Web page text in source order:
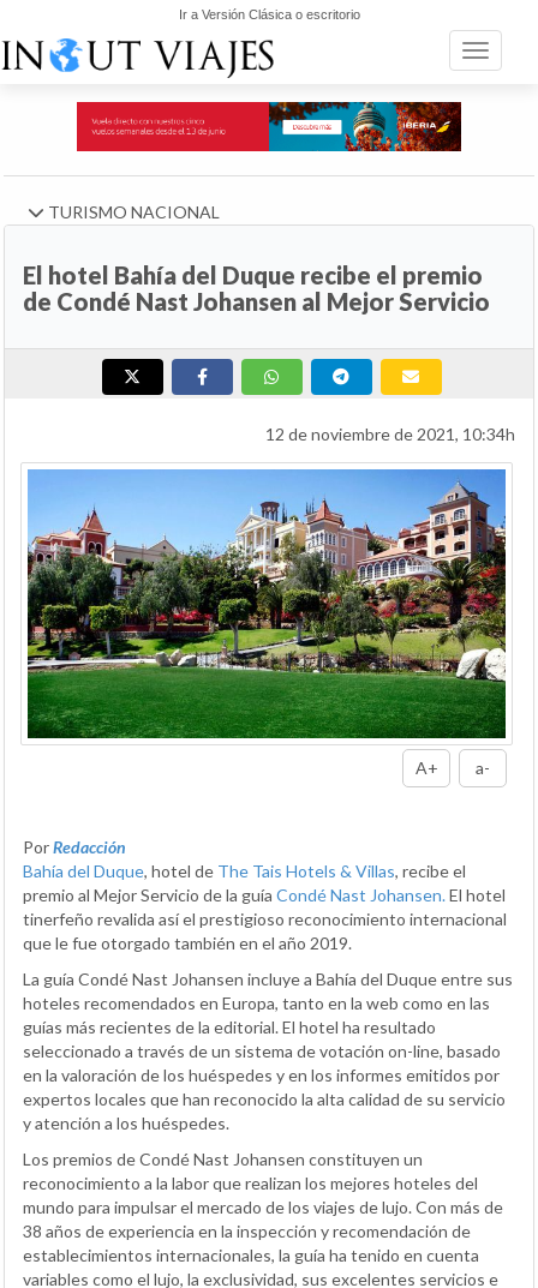
Ir a Versión Clásica o escritorio
Toggle
TURISMO NACIONAL
El hotel Bahía del Duque recibe el premio
de Condé Nast Johansen al Mejor Servicio
12 de noviembre de 2021, 10:34h
A+ a-
PorRedacción
Bahía del Duque, hotel de The Tais Hotels & Villas, recibe el
premio al Mejor Servicio de la guía Condé Nast Johansen.El hotel
tinerfeño revalida así el prestigioso reconocimiento internacional
que le fue otorgado también en el año 2019.
La guía Condé Nast Johansen incluye a Bahía del Duque entre sus
hoteles recomendados en Europa, tanto en la web como en las
guías más recientes de la editorial. El hotel ha resultado
seleccionado a través de un sistema de votación on-line, basado
en la valoración de los huéspedes y en los informes emitidos por
expertos locales que han reconocido la alta calidad de su servicio
y atención a los huéspedes.
Los premios de Condé Nast Johansen constituyen un
reconocimiento a la labor que realizan los mejores hoteles del
mundo para impulsar el mercado de los viajes de lujo. Con más de
38 años de experiencia en la inspección y recomendación de
establecimientos internacionales, la guía ha tenido en cuenta
variables como el lujo, la exclusividad, sus excelentes servicios e